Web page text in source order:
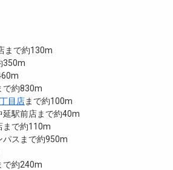
まで約130m
350m
で約830m
目店まで約100m
延駅前店まで約40m
まで約110m
パスまで約950m
で約240m